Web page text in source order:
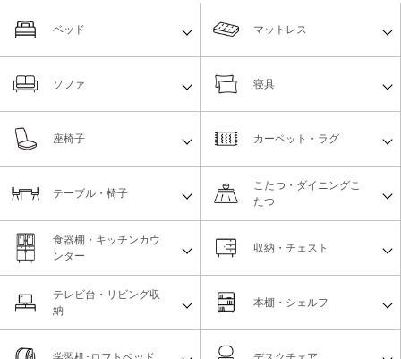
ベッド マットレス
ソファ 寝具
座椅子 カーペット・ラグ
テーブル・椅子
こたつ・ダイニングこ
たつ
食器棚・キッチンカウ
ンター
収納・チェスト
テレビ台・リビング収
納
本棚・シェルフ